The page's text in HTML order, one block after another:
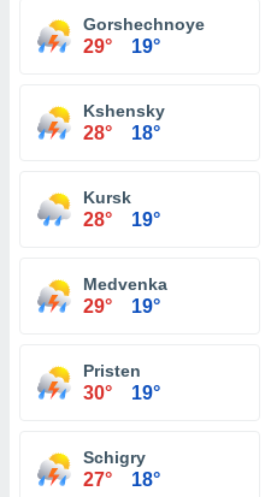
Gorshechnoye
29° 19°
Kshensky
28° 18°
Kursk
28° 19°
Medvenka
29° 19°
Pristen
30° 19°
Schigry
27° 18°